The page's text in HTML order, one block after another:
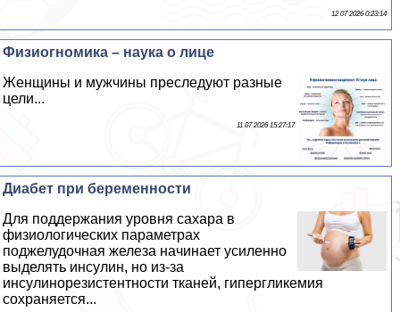
12 07 2026 0:23:14
Физиогномика – наука о лице
Женщины и мужчины преследуют разные
цели...
11 07 2026 15:27:17
Диабет при беременности
Для поддержания уровня сахара в
физиологических параметрах
поджелудочная железа начинает усиленно
выделять инсулин, но из-за
инсулинорезистентности тканей, гипергликемия
сохраняется...